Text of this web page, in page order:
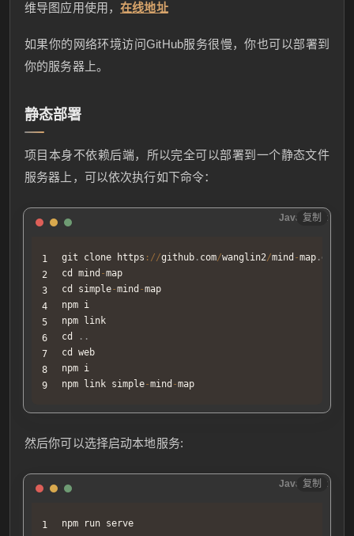
维导图应用使用，在线地址
如果你的网络环境访问GitHub服务很慢，你也可以部署到
你的服务器上。
静态部署
项目本身不依赖后端，所以完全可以部署到一个静态文件
服务器上，可以依次执行如下命令：
git clone https : //github . com/wanglin2/mind -map .git
cd mind -map
cd simple-mind -map
npm i
npm link
cd
. .
cd
web
npm i
npm link simple-mind -map
复制
JavaScript
然后你可以选择启动本地服务:
npm run serve
复制
JavaScript